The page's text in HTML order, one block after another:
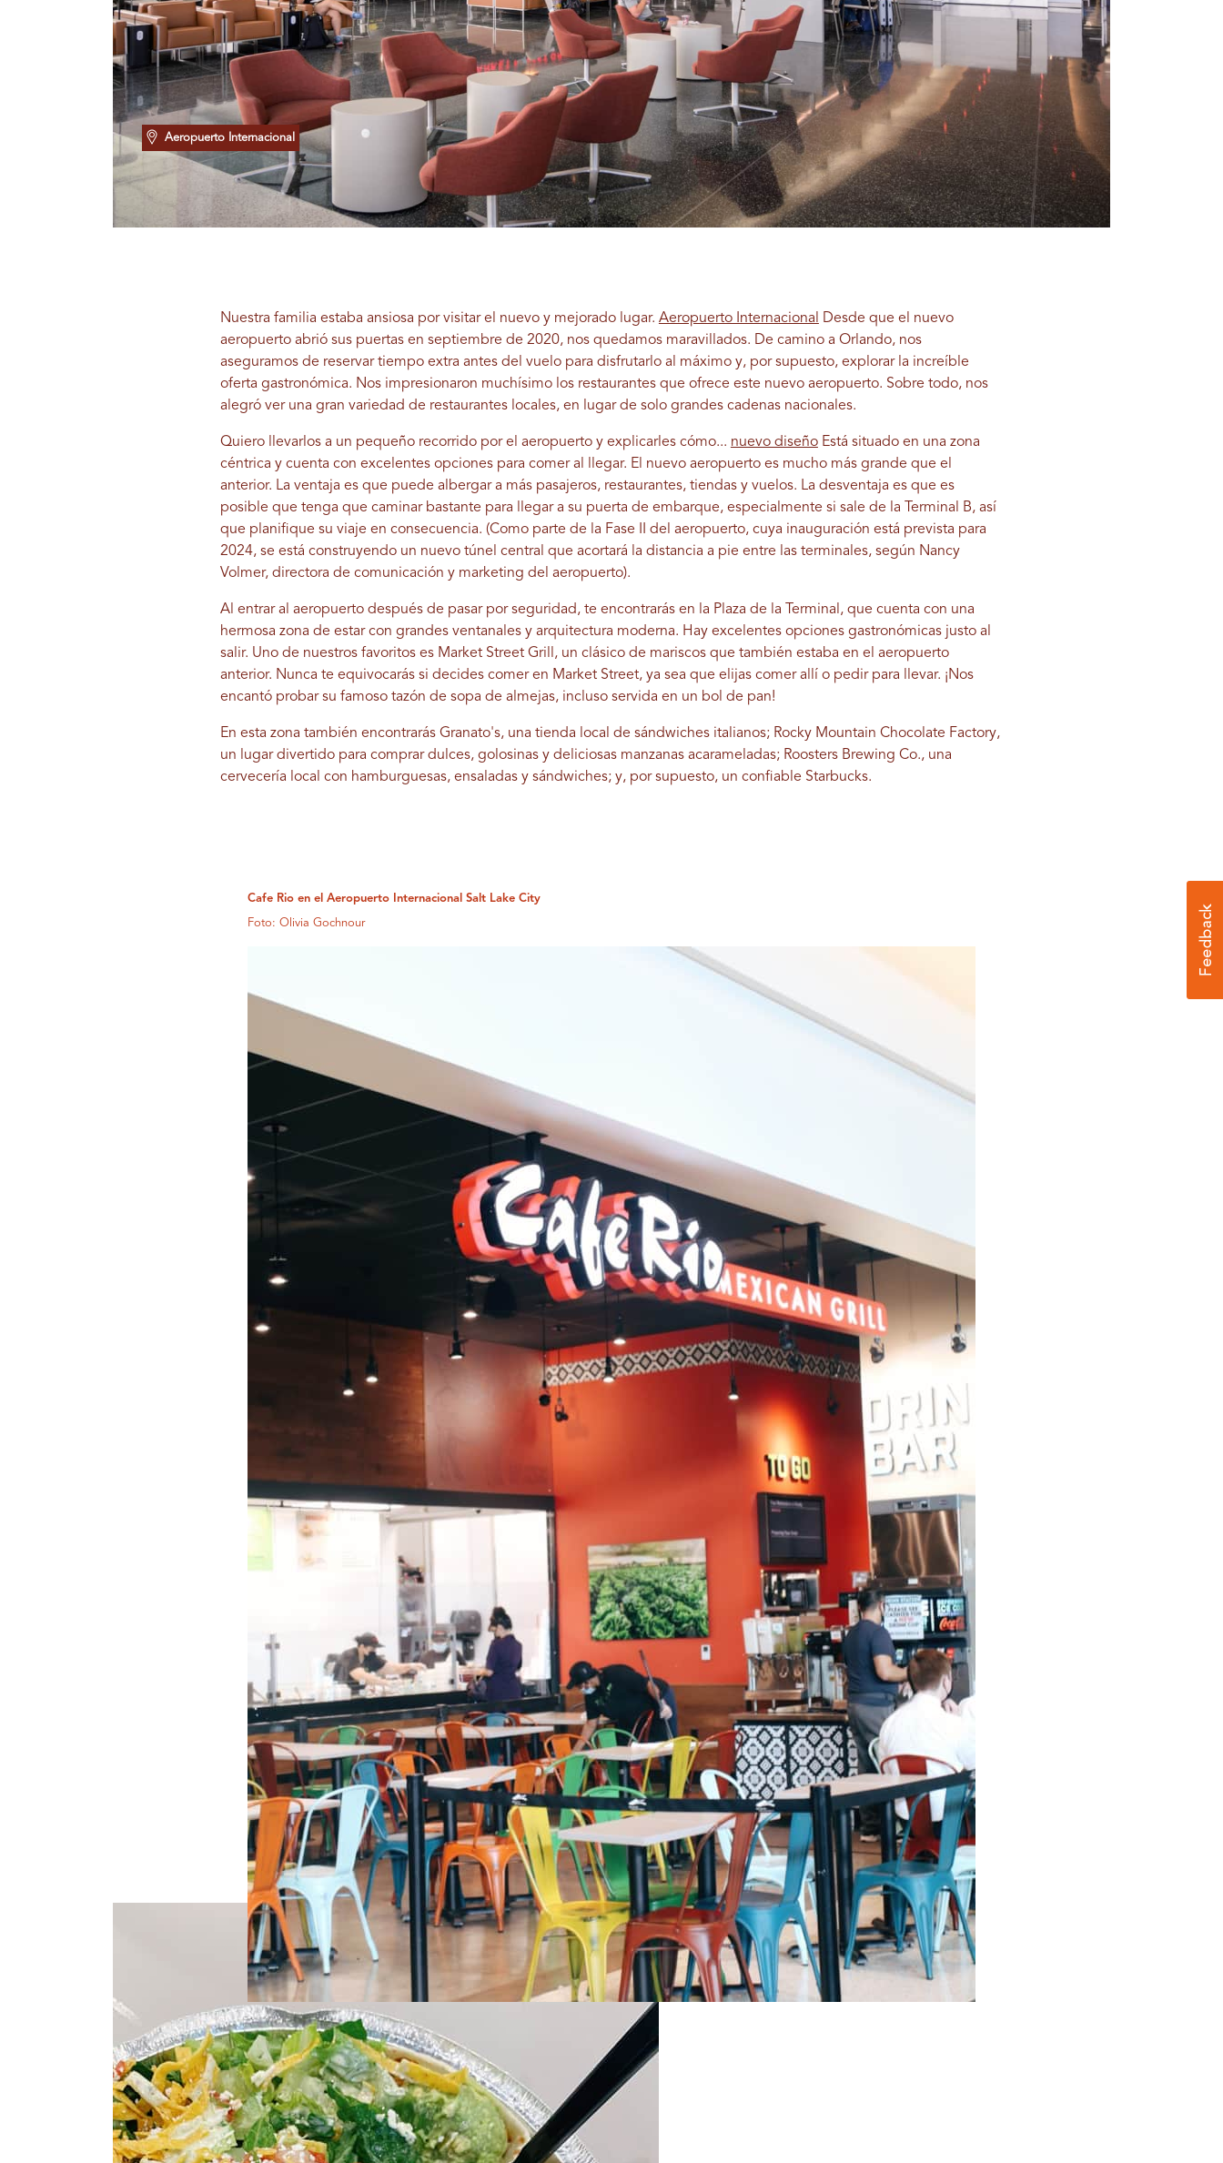
Aeropuerto Internacional
Nuestra familia estaba ansiosa por visitar el nuevo y mejorado lugar. Aeropuerto Internacional
Desde que el nuevo
aeropuerto abrió sus puertas en septiembre de 2020, nos quedamos maravillados. De camino a Orlando, nos
aseguramos de reservar tiempo extra antes del vuelo para disfrutarlo al máximo y, por supuesto, explorar la increíble
oferta gastronómica. Nos impresionaron muchísimo los restaurantes que ofrece este nuevo aeropuerto. Sobre todo, nos
alegró ver una gran variedad de restaurantes locales, en lugar de solo grandes cadenas nacionales.
Quiero llevarlos a un pequeño recorrido por el aeropuerto y explicarles cómo... nuevo diseñoEstá situado en una zona
céntrica y cuenta con excelentes opciones para comer al llegar. El nuevo aeropuerto es mucho más grande que el
anterior. La ventaja es que puede albergar a más pasajeros, restaurantes, tiendas y vuelos. La desventaja es que es
posible que tenga que caminar bastante para llegar a su puerta de embarque, especialmente si sale de la Terminal B, así
que planifique su viaje en consecuencia. (Como parte de la Fase II del aeropuerto, cuya inauguración está prevista para
2024, se está construyendo un nuevo túnel central que acortará la distancia a pie entre las terminales, según Nancy
Volmer, directora de comunicación y marketing del aeropuerto).
Al entrar al aeropuerto después de pasar por seguridad, te encontrarás en la Plaza de la Terminal, que cuenta con una
hermosa zona de estar con grandes ventanales y arquitectura moderna. Hay excelentes opciones gastronómicas justo al
salir. Uno de nuestros favoritos es Market Street Grill, un clásico de mariscos que también estaba en el aeropuerto
anterior. Nunca te equivocarás si decides comer en Market Street, ya sea que elijas comer allí o pedir para llevar. ¡Nos
encantó probar su famoso tazón de sopa de almejas, incluso servida en un bol de pan!
En esta zona también encontrarás Granato's, una tienda local de sándwiches italianos; Rocky Mountain Chocolate Factory,
un lugar divertido para comprar dulces, golosinas y deliciosas manzanas acarameladas; Roosters Brewing Co., una
cervecería local con hamburguesas, ensaladas y sándwiches; y, por supuesto, un confiable Starbucks.
Cafe Rio en el Aeropuerto Internacional Salt Lake City
Foto: Olivia Gochnour